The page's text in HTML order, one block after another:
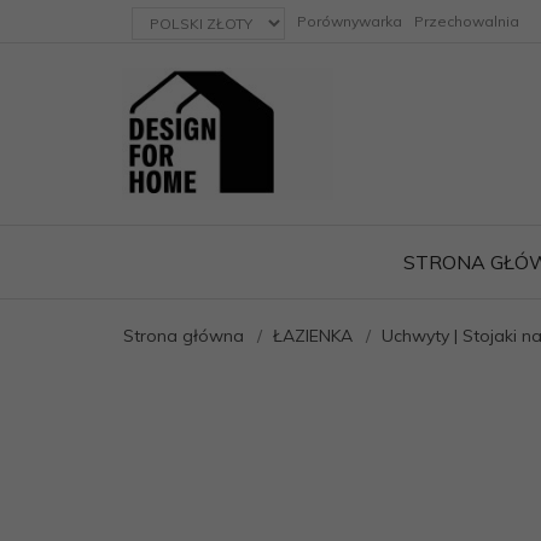
currency_h Porównywarka Przechowalnia
STRONA
Strona główna ŁAZIENKA Uchwyty | Stojaki